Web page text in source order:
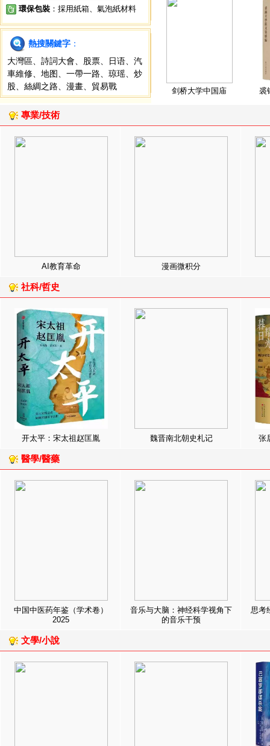
環保包裝 ：採用紙箱、氣泡紙材料
熱搜關鍵字 ：
大灣區
詩詞大會 股票 日语
汽
車維修
地图 一帶一路 琼瑶
炒
股
絲綢之路 漫畫 貿易戰 剑桥大学中国庙 裘
專業/技術
AI教育革命 漫画微积分
社科/哲史
开太平：宋太祖赵匡胤 魏晋南北朝史札记 张
醫學/醫藥
中国中医药年鉴（学术卷）
2025
音乐与大脑：神经科学视角下
的音乐干预
思考
文學/小說